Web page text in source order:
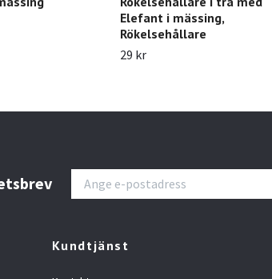
Elefant i mässing,
Rökelsehållare
29 kr
Kundtjänst